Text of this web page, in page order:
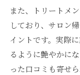
また、トリートメ
しており、サロン
イントです。実際
るように艶やかに
った口コミも寄せら